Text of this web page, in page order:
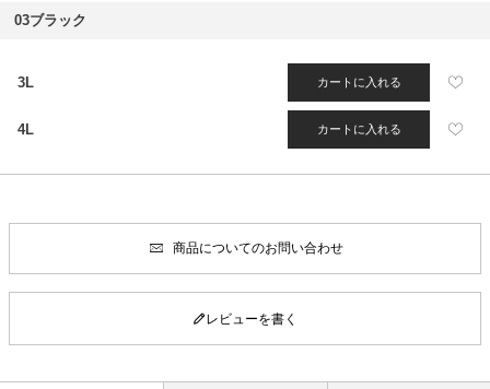
03ブラック
3L カートに入れる
4L カートに入れる
商品についてのお問い合わせ
レビューを書く